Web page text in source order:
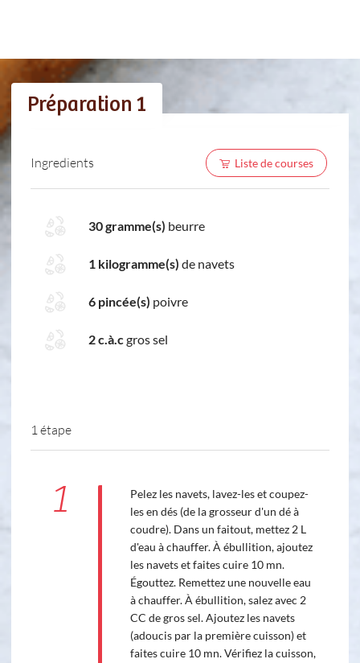
Préparation 1
Ingredients Liste de courses
30 gramme(s) beurre
1 kilogramme(s) de navets
6 pincée(s) poivre
2 c.à.cgros sel
1 étape
1
Pelez les navets, lavez-les et coupez-
les en dés (de la grosseur d'un dé à
coudre). Dans un faitout, mettez 2 L
d'eau à chauffer. À ébullition, ajoutez
les navets et faites cuire 10 mn.
Égouttez. Remettez une nouvelle eau
à chauffer. À ébullition, salez avec 2
CC de gros sel. Ajoutez les navets
(adoucis par la première cuisson) et
faites cuire 10 mn. Vérifiez la cuisson,